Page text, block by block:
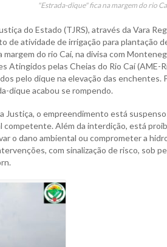
"Estrada-dique" fica na margem do rio
do Estado (TJRS), através da Vara
de atividade de irrigação para plantação
margem do rio Caí, na divisa com
Atingidos pelas Cheias do Rio Caí (AME-
pelo dique na elevação das enchentes.
dique acabou se rompendo.
Justiça, o empreendimento está
competente. Além da interdição, está
o dano ambiental ou comprometer a
com sinalização de risco, sob